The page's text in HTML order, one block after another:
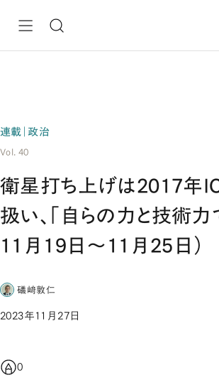
連載｜政治
Vol. 40
衛星打ち上げは2017年
扱い、「自らの力と技術
11月19日～11月25日）
礒﨑敦仁
2023年11月27日
0